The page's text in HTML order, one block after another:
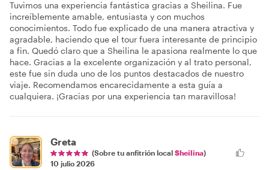
Tuvimos una experiencia fantástica gracias a Sheilina. Fue
increíblemente amable, entusiasta y con muchos
conocimientos. Todo fue explicado de una manera atractiva y
agradable, haciendo que el tour fuera interesante de principio
a fin. Quedó claro que a Sheilina le apasiona realmente lo que
hace. Gracias a la excelente organización y al trato personal,
este fue sin duda uno de los puntos destacados de nuestro
viaje. Recomendamos encarecidamente a esta guía a
cualquiera. ¡Gracias por una experiencia tan maravillosa!
Greta
(Sobre tu anfitrión local Sheilina)
10 julio 2026